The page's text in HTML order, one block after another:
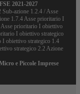
2021-2027
azione 1.2.4 / Asse
1.7.4 Asse prioritario I
prioritario I obiettivo
I obiettivo strategico
I obiettivo strategico 1.4
strategico 2.2 Azione
e Piccole Imprese